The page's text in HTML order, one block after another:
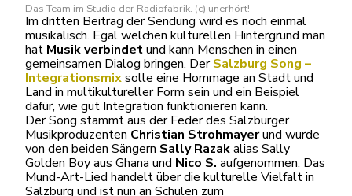
Das Team im Studio der Radiofabrik. (c) unerhört!
Im dritten Beitrag der Sendung wird es noch einmal
musikalisch. Egal welchen kulturellen Hintergrund man
hat Musik verbindetund kann Menschen in einen
gemeinsamen Dialog bringen. DerSalzburg Song –
Integrationsmixsolle eine Hommage an Stadt und
Land in multikultureller Form sein und ein Beispiel
dafür, wie gut Integration funktionieren kann.
Der Song stammt aus der Feder des Salzburger
Musikproduzenten Christian Strohmayerund wurde
von den beiden Sängern Sally Razakalias Sally
Golden Boy aus Ghana und Nico S. aufgenommen. Das
Mund-Art-Lied handelt über die kulturelle Vielfalt in
Salzburg und ist nun an Schulen zum